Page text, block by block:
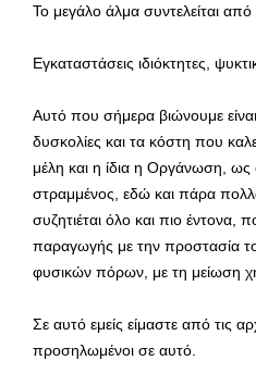
Το μεγάλο άλμα συντελείται από
Εγκαταστάσεις ιδιόκτητες,
Αυτό που σήμερα βιώνουμε
δυσκολίες και τα κόστη που
μέλη και η ίδια η Οργάνωση, ως
στραμμένος, εδώ και πάρα
συζητιέται όλο και πιο έντονα,
παραγωγής με την προστασία
φυσικών πόρων, με τη μείωση
Σε αυτό εμείς είμαστε από τις
προσηλωμένοι σε αυτό.